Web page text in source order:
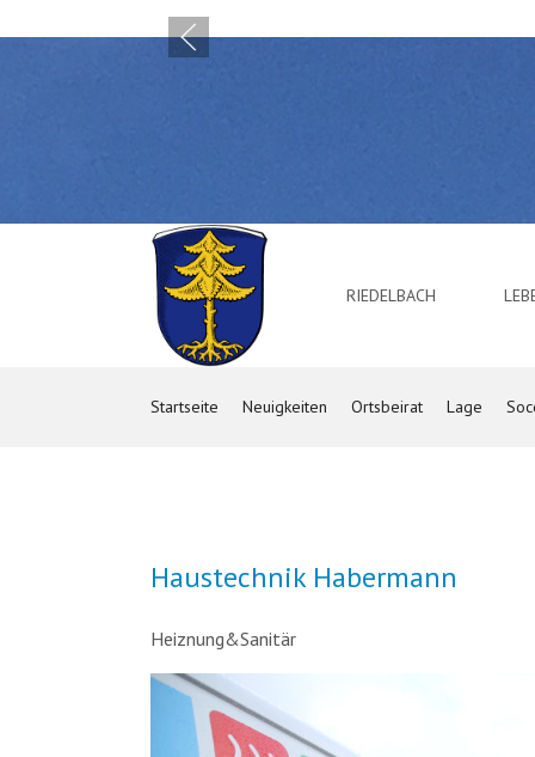
RIEDELBACH
Startseite Neuigkeiten Ortsbeirat Lage
Haustechnik Habermann
Heiznung&Sanitär